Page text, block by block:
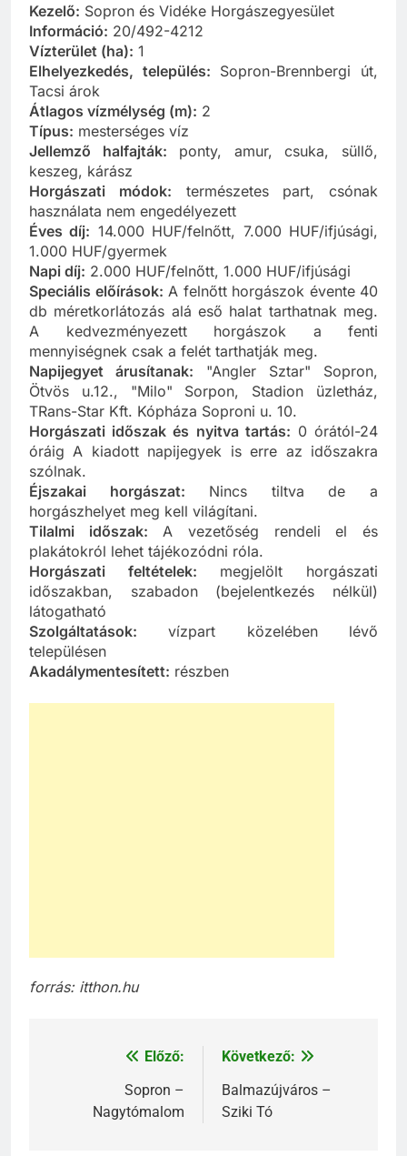
Kezelő: Sopron és Vidéke Horgászegyesület
Információ: 20/492-4212
Vízterület (ha): 1
Elhelyezkedés, település: Sopron-Brennbergi út,
Tacsi árok
Átlagos vízmélység (m): 2
Típus: mesterséges víz
Jellemző halfajták: ponty, amur, csuka, süllő,
keszeg, kárász
Horgászati módok: természetes part, csónak
használata nem engedélyezett
Éves díj: 14.000 HUF/felnőtt, 7.000 HUF/ifjúsági,
1.000 HUF/gyermek
Napi díj: 2.000 HUF/felnőtt, 1.000 HUF/ifjúsági
Speciális előírások: A felnőtt horgászok évente 40
db méretkorlátozás alá eső halat tarthatnak meg.
A kedvezményezett horgászok a fenti
mennyiségnek csak a felét tarthatják meg.
Napijegyet árusítanak: "Angler Sztar" Sopron,
Ötvös u.12., "Milo" Sorpon, Stadion üzletház,
TRans-Star Kft. Kópháza Soproni u. 10.
Horgászati időszak és nyitva tartás: 0 órától-24
óráig A kiadott napijegyek is erre az időszakra
szólnak.
Éjszakai horgászat: Nincs tiltva de a
horgászhelyet meg kell világítani.
Tilalmi időszak: A vezetőség rendeli el és
plakátokról lehet tájékozódni róla.
Horgászati feltételek: megjelölt horgászati
időszakban, szabadon (bejelentkezés nélkül)
látogatható
Szolgáltatások: vízpart közelében lévő
településen
Akadálymentesített: részben
forrás: itthon.hu
Bejegyzés
navigáció
Előző:
Sopron –
Nagytómalom
Következő:
Balmazújváros –
Sziki Tó